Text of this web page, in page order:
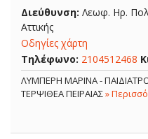
Διεύθυνση: Λεωφ. Ηρ.
Αττικής
Οδηγίες χάρτη
Τηλέφωνο: 2104512468
ΛΥΜΠΕΡΗ ΜΑΡΙΝΑ -
ΤΕΡΨΙΘΕΑ ΠΕΙΡΑΙΑΣ»